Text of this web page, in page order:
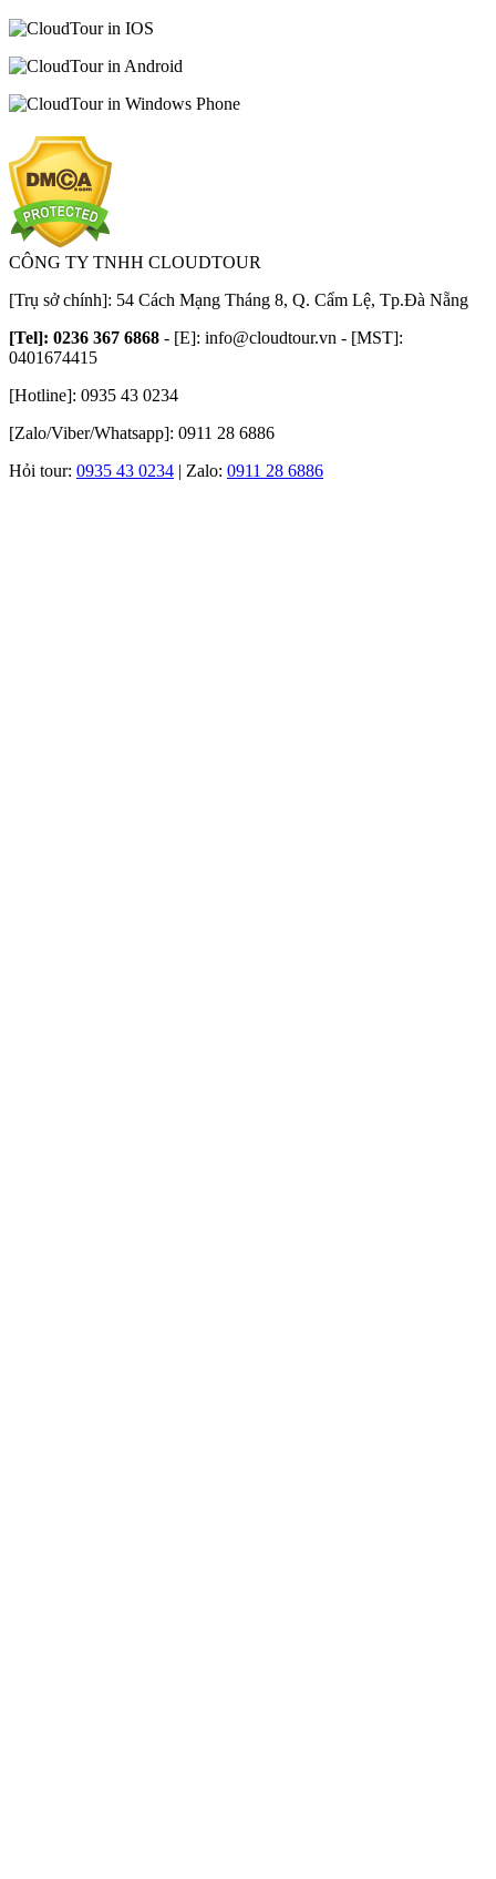
CÔNG TY TNHH CLOUDTOUR
[Trụ sở chính]: 54 Cách Mạng Tháng 8, Q. Cẩm Lệ, Tp.Đà Nẵng
[Tel]: 0236 367 6868 - [E]: info@cloudtour.vn - [MST]:
0401674415
[Hotline]: 0935 43 0234
[Zalo/Viber/Whatsapp]: 0911 28 6886
Hỏi tour: 0935 43 0234 | Zalo: 0911 28 6886